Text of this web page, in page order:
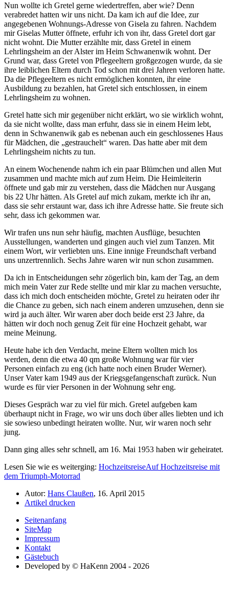
Nun wollte ich Gretel gerne wiedertreffen, aber wie? Denn
verabredet hatten wir uns nicht. Da kam ich auf die Idee, zur
angegebenen Wohnungs-Adresse von Gisela zu fahren. Nachdem
mir Giselas Mutter öffnete, erfuhr ich von ihr, dass Gretel dort gar
nicht wohnt. Die Mutter erzählte mir, dass Gretel in einem
Lehrlingsheim an der Alster im Heim Schwanenwik wohnt. Der
Grund war, dass Gretel von Pflegeeltern großgezogen wurde, da sie
ihre leiblichen Eltern durch Tod schon mit drei Jahren verloren hatte.
Da die Pflegeeltern es nicht ermöglichen konnten, ihr eine
Ausbildung zu bezahlen, hat Gretel sich entschlossen, in einem
Lehrlingsheim zu wohnen.
Gretel hatte sich mir gegenüber nicht erklärt, wo sie wirklich wohnt,
da sie nicht wollte, dass man erfuhr, dass sie in einem Heim lebt,
denn in Schwanenwik gab es nebenan auch ein geschlossenes Haus
für Mädchen, die
gestrauchelt
waren. Das hatte aber mit dem
Lehrlingsheim nichts zu tun.
An einem Wochenende nahm ich ein paar Blümchen und allen Mut
zusammen und machte mich auf zum Heim. Die Heimleiterin
öffnete und gab mir zu verstehen, dass die Mädchen nur Ausgang
bis 22 Uhr hätten. Als Gretel auf mich zukam, merkte ich ihr an,
dass sie sehr erstaunt war, dass ich ihre Adresse hatte. Sie freute sich
sehr, dass ich gekommen war.
Wir trafen uns nun sehr häufig, machten Ausflüge, besuchten
Ausstellungen, wanderten und gingen auch viel zum Tanzen. Mit
einem Wort, wir verliebten uns. Eine innige Freundschaft verband
uns unzertrennlich. Sechs Jahre waren wir nun schon zusammen.
Da ich in Entscheidungen sehr zögerlich bin, kam der Tag, an dem
mich mein Vater zur Rede stellte und mir klar zu machen versuchte,
dass ich mich doch entscheiden möchte, Gretel zu heiraten oder ihr
die Chance zu geben, sich nach einem anderen umzusehen, denn sie
wird ja auch älter. Wir waren aber doch beide erst 23 Jahre, da
hätten wir doch noch genug Zeit für eine Hochzeit gehabt, war
meine Meinung.
Heute habe ich den Verdacht, meine Eltern wollten mich los
werden, denn die etwa 40 qm große Wohnung war für vier
Personen einfach zu eng (ich hatte noch einen Bruder Werner).
Unser Vater kam 1949 aus der Kriegsgefangenschaft zurück. Nun
wurde es für vier Personen in der Wohnung sehr eng.
Dieses Gespräch war zu viel für mich. Gretel aufgeben kam
überhaupt nicht in Frage, wo wir uns doch über alles liebten und ich
sie sowieso unbedingt heiraten wollte. Nur, wir waren noch sehr
jung.
Dann ging alles sehr schnell, am 16. Mai 1953 haben wir geheiratet.
Lesen Sie wie es weiterging: HochzeitsreiseAuf Hochzeitsreise mit
dem Triumph-Motorrad
Autor: Hans Claußen, 16. April 2015
Artikel drucken
Seitenanfang
SiteMap
Impressum
Kontakt
Gästebuch
Developed by © HaKenn 2004 - 2026